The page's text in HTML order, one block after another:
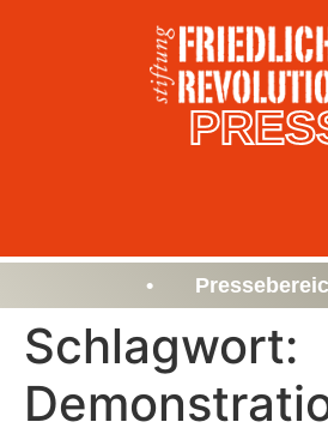
•
Schlagwort: